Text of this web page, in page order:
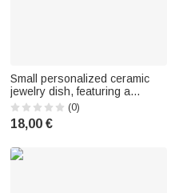
Small personalized ceramic
jewelry dish, featuring a
checkered and striped pattern
with birth flowers, and a first
name – Birthday gift for a best
(0)
18,00 €